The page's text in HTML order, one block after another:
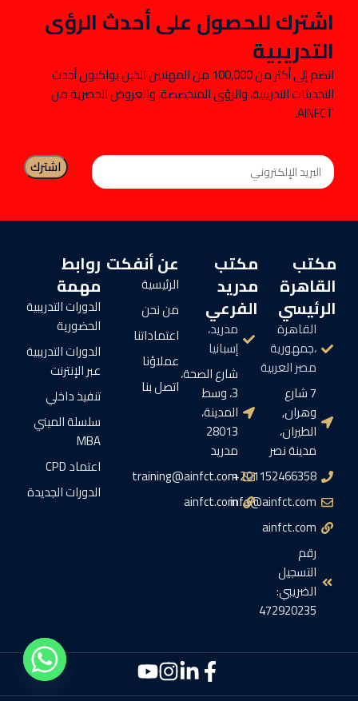
اشترك للحصول على أحدث الرؤى
التدريبية
انضم إلى أكثر من 100,000 من المهنيين الذين يواكبون أحدث
التحديثات التدريبية، والرؤى المتخصصة، والعروض الحصرية من
AINFCT.
مكتب
القاهرة
الرئيسي
القاهرة
،جمهورية
مصر العربية
7 شارع
وهران,
الطيران،
مدينة نصر
201152466358+
info@ainfct.com
ainfct.com
رقم
التسجيل
الضريبي:
472920235
مكتب
مدريد
الفرعي
مدريد،
إسبانيا
شارع الصحة،
3، وسط
المدينة،
28013
مدريد
training@ainfct.com
ainfct.com
عن أنفكت
الرئيسية
من نحن
اعتماداتنا
عملاؤنا
اتصل بنا
روابط
مهمة
الدورات التدريبية
الحضورية
الدورات التدريبية
عبر الإنترنت
تنفيذ داخلي
سلسلة الميني
MBA
اعتماد CPD
الدورات الجديدة